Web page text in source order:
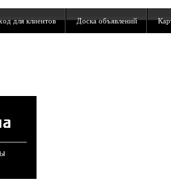
для клиентов Доска объявлений